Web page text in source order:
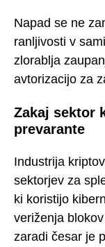
Napad se ne
ranljivosti v
zlorablja
avtorizacijo za
Zakaj sektor
prevarante
Industrija
sektorjev za
ki koristijo
veriženja
zaradi česar je